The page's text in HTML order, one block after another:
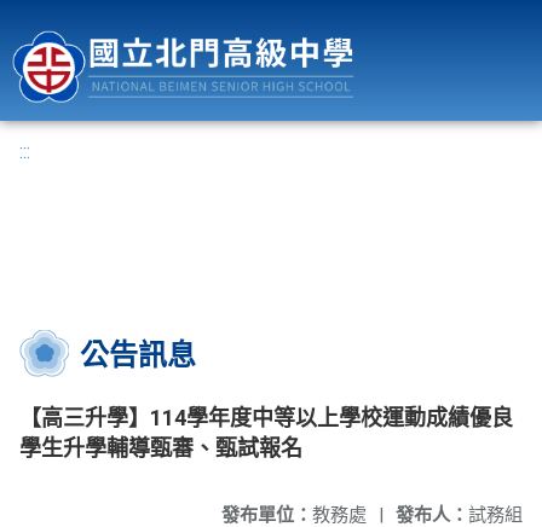
:::
公告訊息
【高三升學】114學年度中等以上學校運動成績優良
學生升學輔導甄審、甄試報名
發布人： 試務組
發布單位： 教務處 |